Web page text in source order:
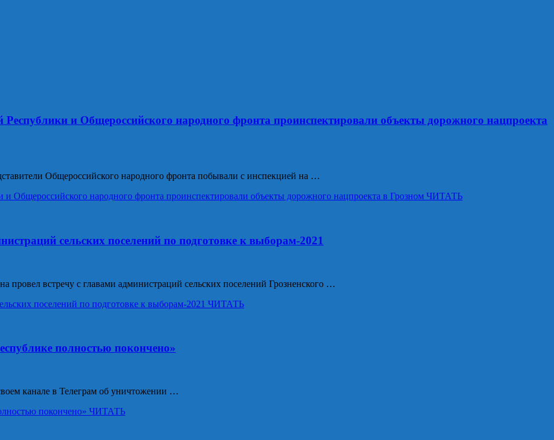
и Общероссийского народного фронта проинспектировали объекты дорожного нацпроекта
Общероссийского народного фронта побывали с инспекцией на …
Общероссийского народного фронта проинспектировали объекты дорожного нацпроекта в Грозном ЧИТАТЬ
сельских поселений по подготовке к выборам-2021
провел встречу с главами администраций сельских поселений Грозненского …
поселений по подготовке к выборам-2021 ЧИТАТЬ
полностью покончено»
канале в Телеграм об уничтожении …
покончено» ЧИТАТЬ